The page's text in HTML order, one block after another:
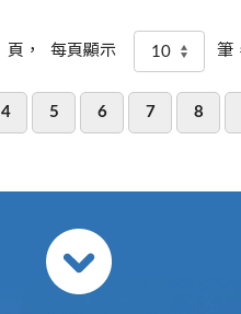
頁， 每頁顯示 筆
4 5 6 7 8